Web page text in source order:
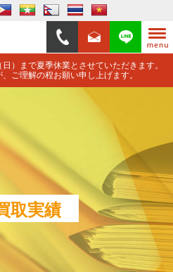
）まで夏季休業とさせていただきます。
ご理解の程お願い申し上げます。
取実績